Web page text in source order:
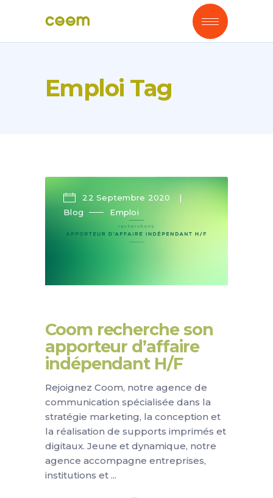
Emploi Tag
22 Septembre 2020
Blog
Emploi
Coom recherche son
apporteur d’affaire
indépendant H/F
Rejoignez Coom, notre agence de
communication spécialisée dans la
stratégie marketing, la conception et
la réalisation de supports imprimés et
digitaux. Jeune et dynamique, notre
agence accompagne entreprises,
institutions et